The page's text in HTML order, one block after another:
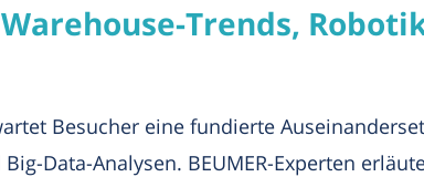
Trends,
Besucher eine fundierte
Data-Analysen. BEUMER-Experten